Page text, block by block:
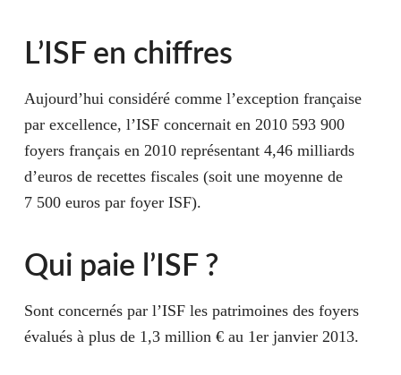
L’ISF en chiffres
Aujourd’hui considéré comme l’exception française
par excellence, l’ISF concernait en 2010 593 900
foyers français en 2010 représentant 4,46 milliards
d’euros de recettes fiscales (soit une moyenne de
7 500 euros par foyer ISF).
Qui paie l’ISF ?
Sont concernés par l’ISF les patrimoinesdes foyers
évalués à plus de 1,3 million €au 1er janvier 2013.